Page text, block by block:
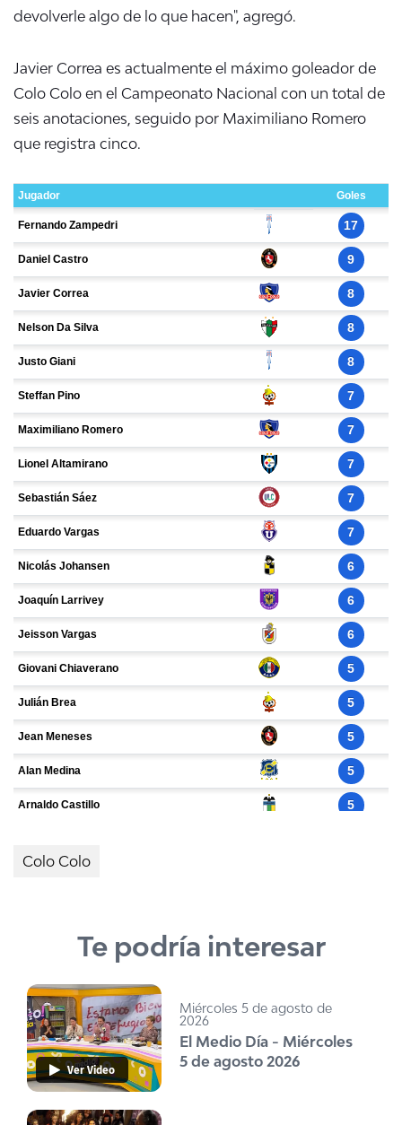
devolverle algo de lo que hacen", agregó.
Javier Correa es actualmente el máximo goleador de
Colo Colo en el Campeonato Nacional con un total de
seis anotaciones, seguido por Maximiliano Romero
que registra cinco.
Colo Colo
Te podría interesar
Ver Video
Miércoles 5 de agosto de
2026
El Medio Día - Miércoles
5 de agosto 2026